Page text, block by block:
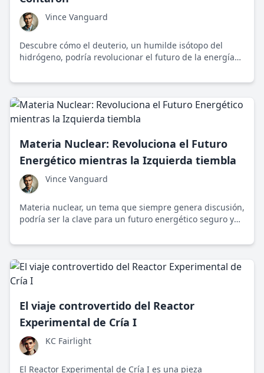
Vince Vanguard
Descubre cómo el deuterio, un humilde isótopo del
hidrógeno, podría revolucionar el futuro de la energía
implementación global.
Materia Nuclear: Revoluciona el Futuro
Energético mientras la Izquierda tiembla
Vince Vanguard
Materia nuclear, un tema que siempre genera discusión,
podría ser la clave para un futuro energético seguro y
El viaje controvertido del Reactor
Experimental de Cría I
KC Fairlight
El Reactor Experimental de Cría I es una pieza